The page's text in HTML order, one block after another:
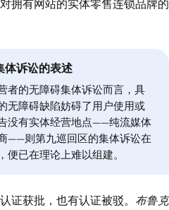
拥有网站的实体零售连锁品牌的
体诉讼的表述
者的无障碍集体诉讼而言，具
无障碍缺陷妨碍了用户使用或
没有实体经营地点——纯流媒体
——则第九巡回区的集体诉讼在
已在理论上难以组建。
证获批，也有认证被驳。 布鲁克